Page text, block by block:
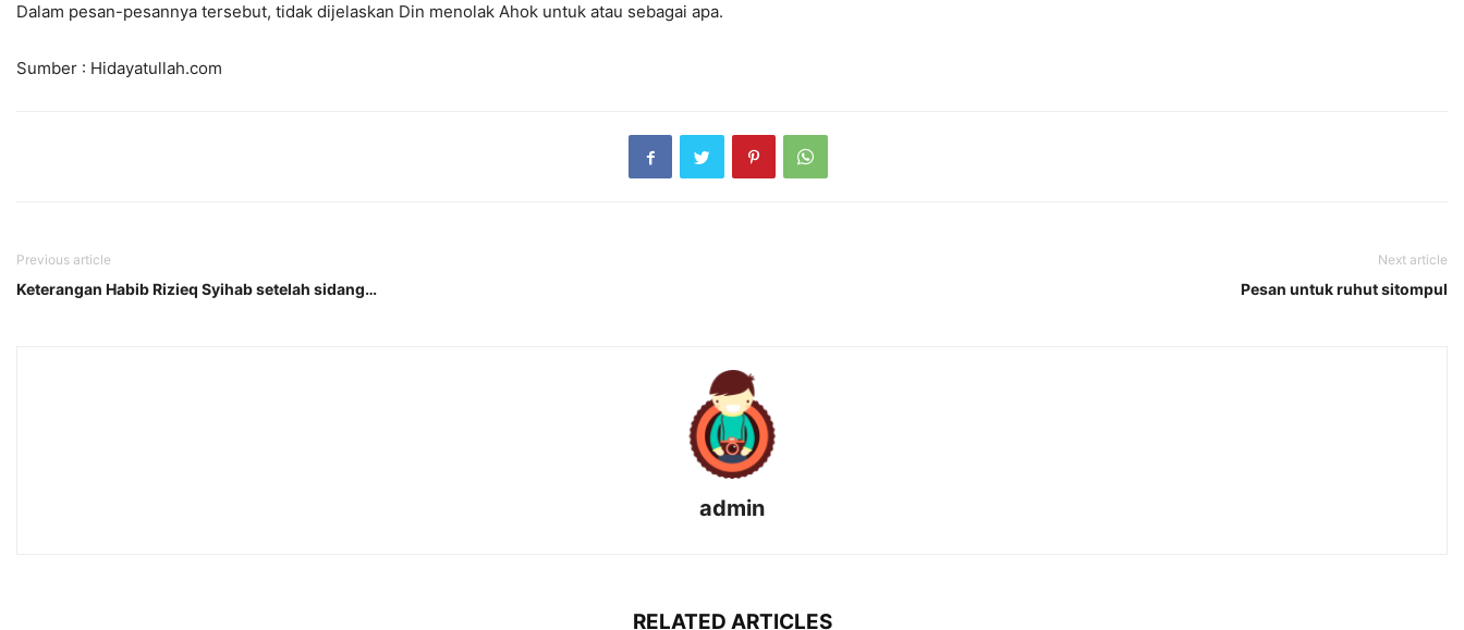
Dalam pesan-pesannya tersebut, tidak dijelaskan Din menolak Ahok untuk atau sebagai apa.
Sumber : Hidayatullah.com
Previous article
Keterangan Habib Rizieq Syihab setelah sidang…
Next article
Pesan untuk ruhut sitompul
admin
RELATED ARTICLES